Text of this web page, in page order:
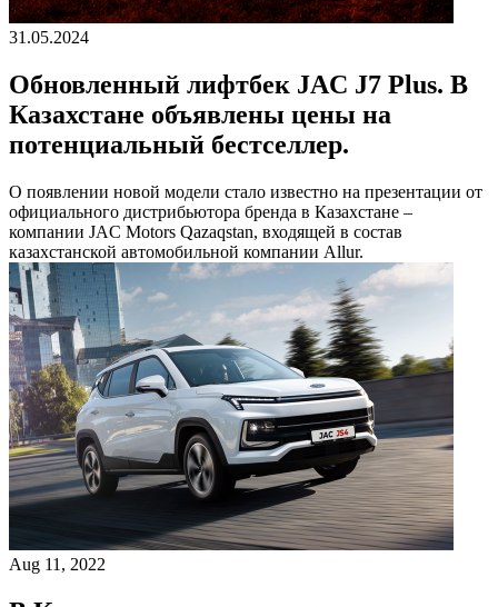
31.05.2024
Обновленный лифтбек JAC J7 Plus. В
Казахстане объявлены цены на
потенциальный бестселлер.
О появлении новой модели стало известно на презентации от
официального дистрибьютора бренда в Казахстане –
компании JAC Motors Qazaqstan, входящей в состав
казахстанской автомобильной компании Allur.
Aug 11, 2022